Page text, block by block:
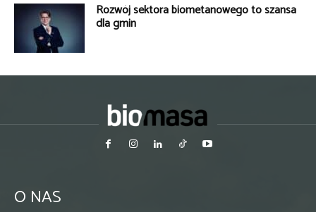
Rozwój sektora biometanowego to szansa
dla gmin
O NAS